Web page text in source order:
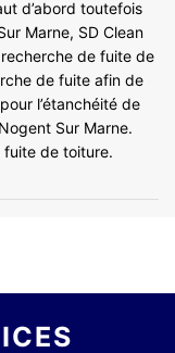
d’abord toutefois
Marne, SD Clean
de fuite de
de fuite afin de
l’étanchéité de
Sur Marne.
fuite de toiture.